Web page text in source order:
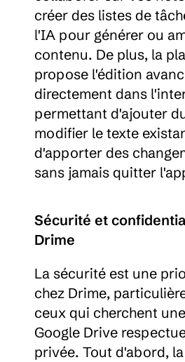
créer des listes de
l'IA pour générer ou
contenu. De plus, la
propose l'édition
directement dans
permettant d'ajouter
modifier le texte
d'apporter des
sans jamais quitter
Sécurité et
Drime
La sécurité est une
chez Drime,
ceux qui cherchent
Google Drive
privée. Tout d'abord,